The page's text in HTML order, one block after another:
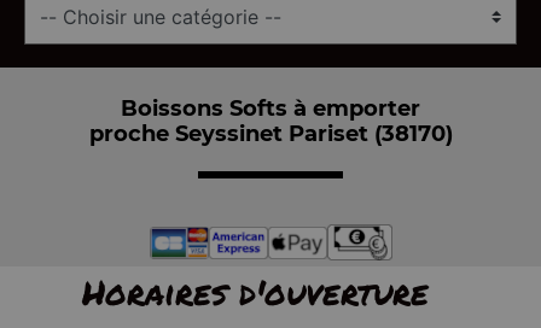
Boissons Softs à emporter
proche Seyssinet Pariset (38170)
Horaires d'ouverture